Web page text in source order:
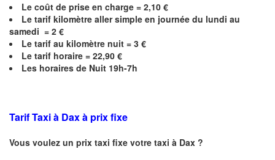
Le coût de prise en charge = 2,10 €
Le tarif kilomètre aller simple en journée du lundi au
samedi = 2 €
Le tarif au kilomètre nuit = 3 €
Le tarif horaire = 22,90 €
Les horaires de Nuit 19h-7h
Tarif Taxi à Dax à prix fixe
Vous voulez un prix taxi fixe votre taxi à Dax ?